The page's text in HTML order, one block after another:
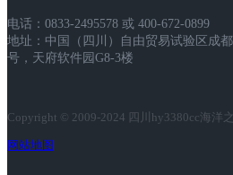
电话：0833-2495578 或 400-672-0899
地址：中国（四川）自由贸易试验区成
号，天府软件园G8-3楼
Copyright © 2009-2024 四川hy3380cc海洋
网站地图